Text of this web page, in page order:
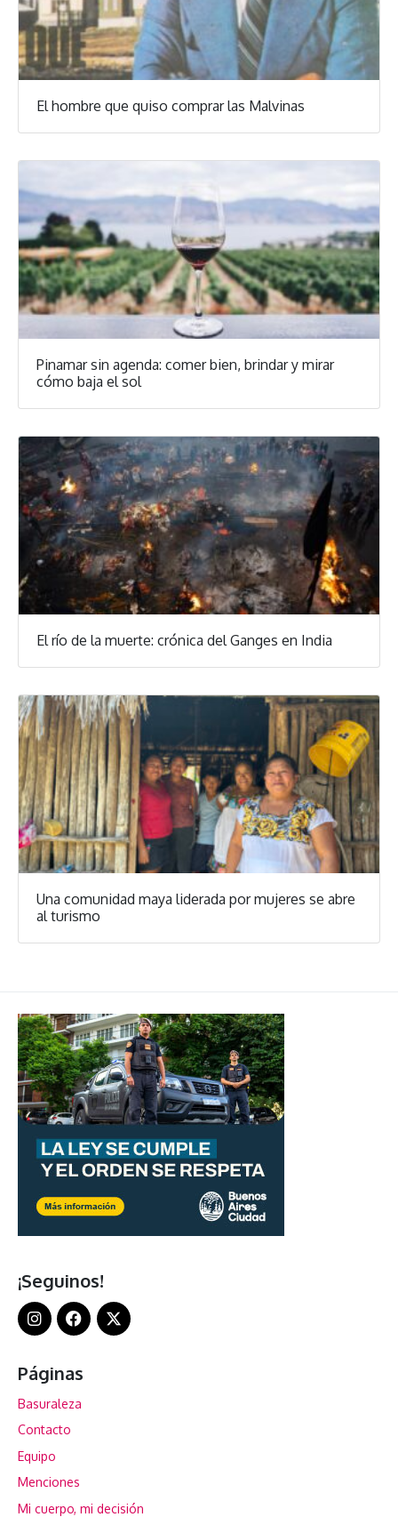
El hombre que quiso comprar las Malvinas
Pinamar sin agenda: comer bien, brindar y mirar
cómo baja el sol
El río de la muerte: crónica del Ganges en India
Una comunidad maya liderada por mujeres se abre
al turismo
¡Seguinos!
Páginas
Basuraleza
Contacto
Equipo
Menciones
Mi cuerpo, mi decisión